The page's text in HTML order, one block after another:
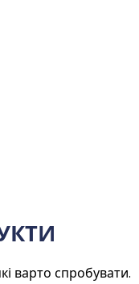
варто спробувати.